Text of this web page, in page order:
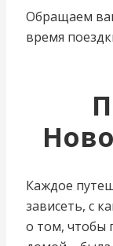
Обращаем
время
Каждое
зависеть, с
о том, чтобы